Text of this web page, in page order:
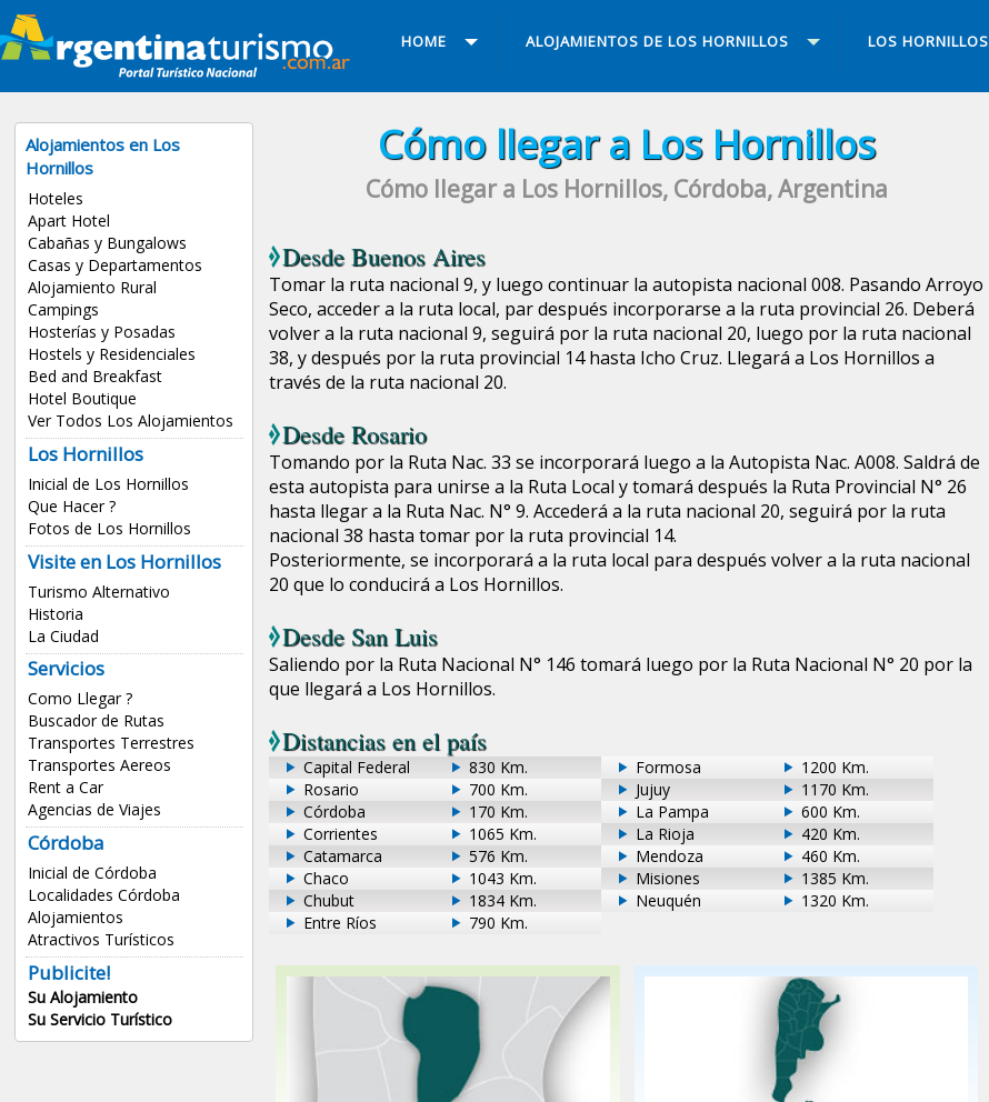
HOME ALOJAMIENTOS DE LOS HORNILLOS LOS HORNILLOS
Alojamientos en Los
Hornillos
Hoteles
Apart Hotel
Cabañas y Bungalows
Casas y Departamentos
Alojamiento Rural
Campings
Hosterías y Posadas
Hostels y Residenciales
Bed and Breakfast
Hotel Boutique
Ver Todos Los Alojamientos
Los Hornillos
Inicial de Los Hornillos
Que Hacer ?
Fotos de Los Hornillos
Visite en Los Hornillos
Turismo Alternativo
Historia
La Ciudad
Servicios
Como Llegar ?
Buscador de Rutas
Transportes Terrestres
Transportes Aereos
Rent a Car
Agencias de Viajes
Córdoba
Inicial de Córdoba
Localidades Córdoba
Alojamientos
Atractivos Turísticos
Publicite!
Su Alojamiento
Su Servicio Turístico
Cómo llegar a Los Hornillos
Cómo llegar a Los Hornillos, Córdoba, Argentina
Desde Buenos Aires
Tomar la ruta nacional 9, y luego continuar la autopista nacional 008. Pasando Arroyo
Seco, acceder a la ruta local, par después incorporarse a la ruta provincial 26. Deberá
volver a la ruta nacional 9, seguirá por la ruta nacional 20, luego por la ruta nacional
38, y después por la ruta provincial 14 hasta Icho Cruz. Llegará a Los Hornillos a
través de la ruta nacional 20.
Desde Rosario
Tomando por la Ruta Nac. 33 se incorporará luego a la Autopista Nac. A008. Saldrá de
esta autopista para unirse a la Ruta Local y tomará después la Ruta Provincial N° 26
hasta llegar a la Ruta Nac. N° 9. Accederá a la ruta nacional 20, seguirá por la ruta
nacional 38 hasta tomar por la ruta provincial 14.
Posteriormente, se incorporará a la ruta local para después volver a la ruta nacional
20 que lo conducirá a Los Hornillos.
Desde San Luis
Saliendo por la Ruta Nacional N° 146 tomará luego por la Ruta Nacional N° 20 por la
que llegará a Los Hornillos.
Distancias en el país
Capital Federal 830 Km. Formosa
1200 Km.
Rosario
700 Km. Jujuy
1170 Km.
Córdoba
170 Km. La Pampa
600 Km.
Corrientes
1065 Km. La Rioja
420 Km.
Catamarca
576 Km. Mendoza
460 Km.
Chaco
1043 Km. Misiones
1385 Km.
Chubut
1834 Km. Neuquén
1320 Km.
Entre Ríos
790 Km.